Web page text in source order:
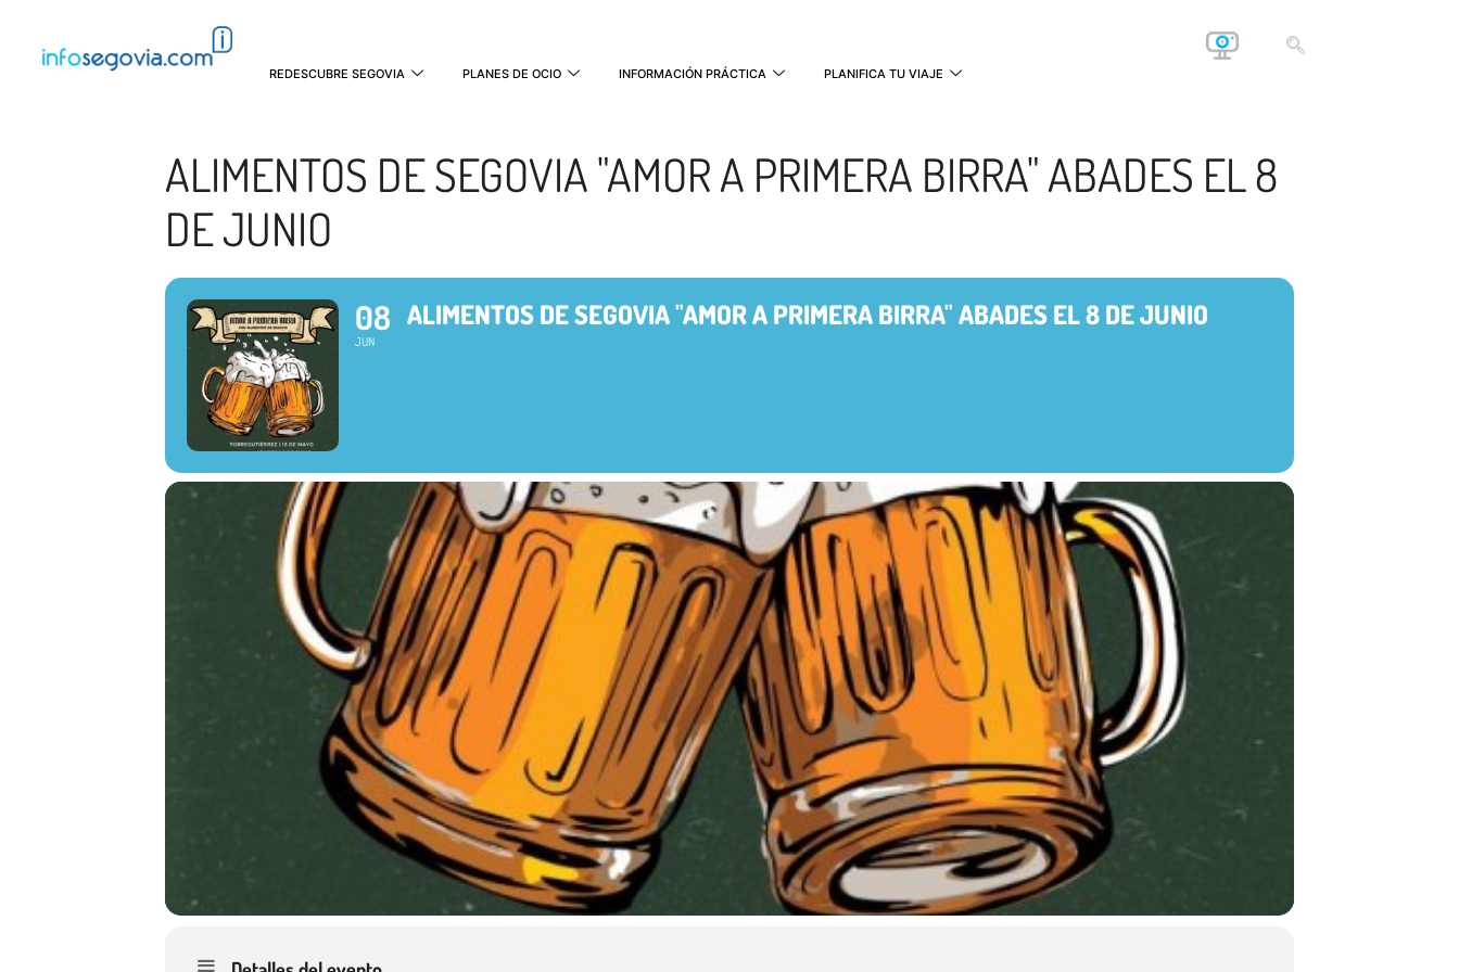
REDESCUBRE SEGOVIA PLANES DE OCIO INFORMACIÓN PRÁCTICA PLANIFICA TU VIAJE
ALIMENTOS DE SEGOVIA "AMOR A PRIMERA BIRRA" ABADES EL 8
DE JUNIO
08
JUN
ALIMENTOS DE SEGOVIA "AMOR A PRIMERA BIRRA" ABADES EL 8 DE JUNIO